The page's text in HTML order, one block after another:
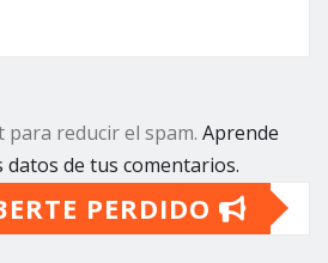
para reducir el spam. Aprende
datos de tus comentarios.
PERDIDO